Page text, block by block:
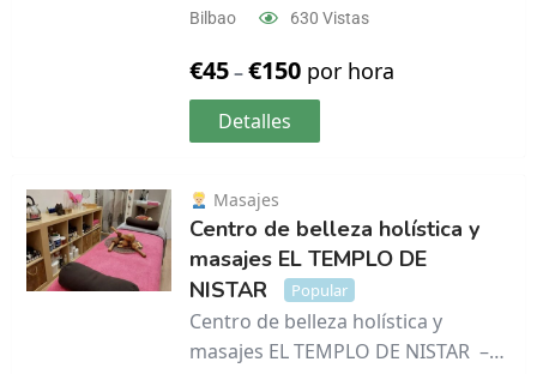
Bilbao
630 Vistas
€45–€150 por hora
Detalles
Masajes
Centro de belleza holística y
masajes EL TEMPLO DE
NISTAR
Popular
Centro de belleza holística y
masajes EL TEMPLO DE NISTAR ‍ –…